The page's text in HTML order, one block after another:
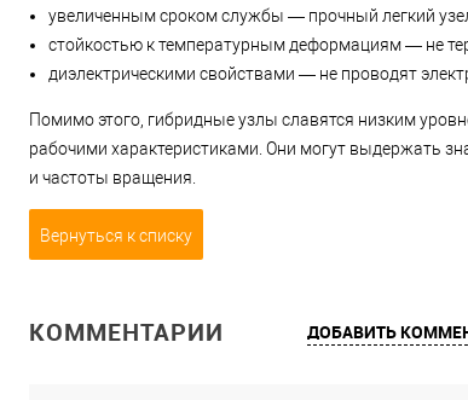
увеличенным сроком службы — прочный легкий
стойкостью к температурным деформациям — не
диэлектрическими свойствами — не проводят
Помимо этого, гибридные узлы славятся низким
рабочими характеристиками. Они могут выдержать
и частоты вращения.
Вернуться к списку
КОММЕНТАРИИ ДОБАВИТЬ